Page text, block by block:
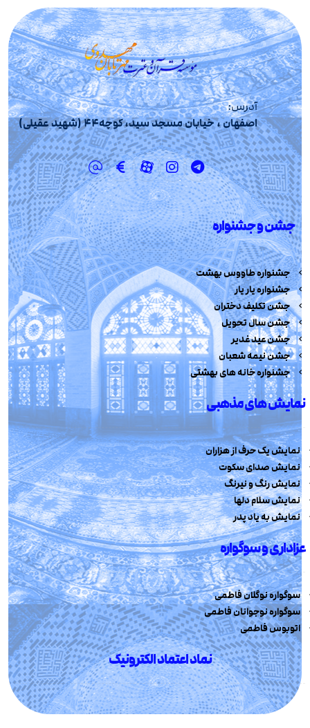
آدرس:
اصفهان ، خیابان مسجد سید، کوچه44 (شهید عقیلی)
جشن و جشنواره
جشنواره طاووس بهشت
جشنواره یار یار
جشن تکلیف دختران
جشن سال تحویل
جشن عید غدیر
جشن نیمه شعبان
جشنواره خانه های بهشتی
نمایش های مذهبی
نمایش یک حرف از هزاران
نمایش صدای سکوت
نمایش رنگ و نیرنگ
نمایش سلام دلها
نمایش به یاد پدر
عزاداری و سوگواره
سوگواره نوگلان فاطمی
سوگواره نوجوانان فاطمی
اتوبوس فاطمی
نماد اعتماد الکترونیک